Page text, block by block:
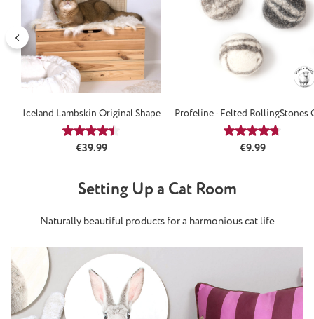
Iceland Lambskin Original Shape
Average rating of 4.5 out of 5 stars
Regular price:
€39.99
Profeline - Felted RollingStones
Average
Regular price:
€9.99
Setting Up a Cat Room
Naturally beautiful products for a harmonious cat life